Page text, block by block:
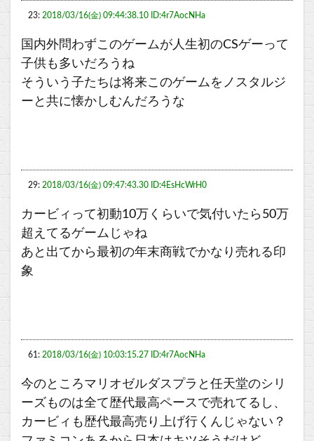
23: 2018/03/16(金) 09:44:38.10 ID:4r7AocNHa
国内外問わずこのゲームが人生初のCSゲーって
子供も多いだろうね
そういう子たちは将来このゲームをノスタルジ
ーと共に懐かしむんだろうな
29: 2018/03/16(金) 09:47:43.30 ID:4EsHcWrH0
カービィって初動10万くらいで気付いたら50万
超えてるゲームじゃね
あと出てから最初の年末商戦でかなり売れる印
象
61: 2018/03/16(金) 10:03:15.27 ID:4r7AocNHa
今のところマリオゼルダスプラと任天堂のシリ
ーズものは全て歴代最高ペースで売れてるし、
カービィも歴代最高売り上げ行くんじゃない？